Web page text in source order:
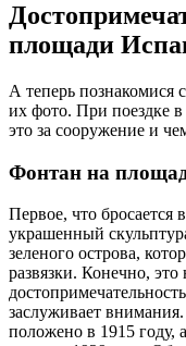
площади
А теперь познакомися
их фото. При поездке в
это за сооружение и
Фонтан на
Первое, что бросается
украшенный
зеленого острова,
развязки. Конечно, это
заслуживает
положено в 1915 году,